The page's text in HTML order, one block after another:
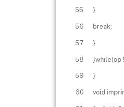
55
56
57
58
59
60
}
break;
}
}while(op
}
void